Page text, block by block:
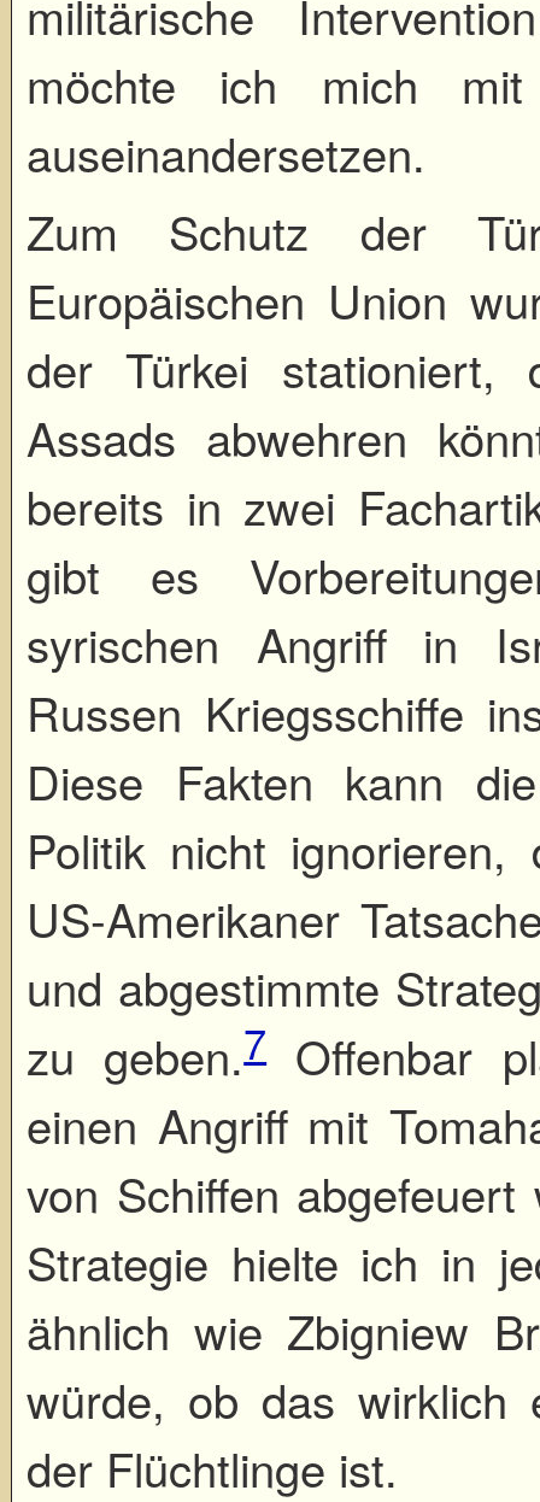
militärische
möchte ich mich
auseinandersetzen.
Zum Schutz der
Europäischen Union
der Türkei stationiert,
Assads abwehren
bereits in zwei
gibt es
syrischen Angriff in
Russen Kriegsschiffe
Diese Fakten kann
Politik nicht
US-Amerikaner
und abgestimmte
zu geben.7Offenbar
einen Angriff mit
von Schiffen abgefeuert
Strategie hielte ich in
ähnlich wie Zbigniew
würde, ob das wirklich
der Flüchtlinge ist.